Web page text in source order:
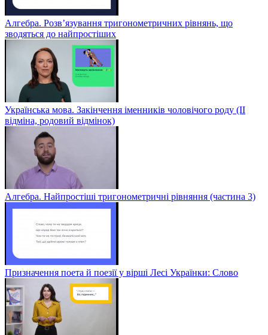
Алгебра. Розв’язування тригонометричних рівнянь, що
зводяться до найпростіших
Українська мова. Закінчення іменників чоловічого роду (ІІ
відміна, родовий відмінок)
Алгебра. Найпростіші тригонометричні рівняння (частина 3)
Призначення поета й поезії у вірші Лесі Українки: Слово